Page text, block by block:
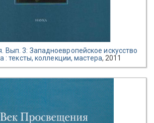
Вып. 3: Западноевропейское искусство
: тексты, коллекции, мастера, 2011